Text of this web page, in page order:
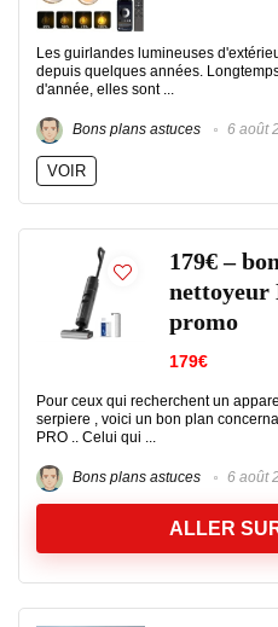
Les guirlandes lumineuses
depuis quelques années.
d'année, elles sont ...
Bons plans astuces 6 août
VOIR
179€ –
nettoyeur
promo
179€
Pour ceux qui recherchent un
serpiere , voici un bon plan
PRO .. Celui qui ...
Bons plans astuces 6 août
ALLER